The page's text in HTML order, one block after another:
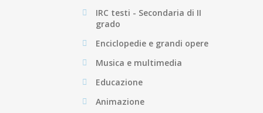
IRC testi - Secondaria di II
grado
Enciclopedie e grandi opere
Musica e multimedia
Educazione
Animazione